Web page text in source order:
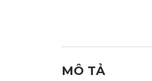
MÔ TẢ